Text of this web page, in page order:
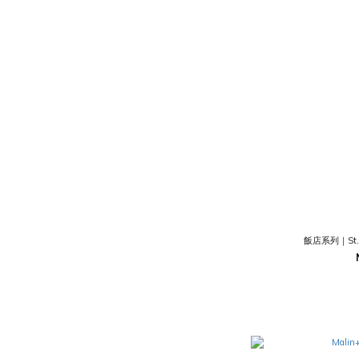
飯店系列｜